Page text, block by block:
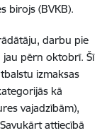
birojs (BVKB).
darbu pie
jau pērn oktobrī. Šī
izmaksas
kā
vajadzībām),
attiecībā